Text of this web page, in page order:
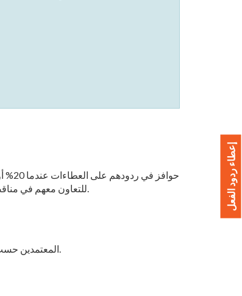
إلى بائع SEED مؤهل. ابحث عن بائعي SEED في PlanetBids للتعاون معهم في مناقصتك القادمة.
ابحث عن موردي SEED المعتمدين حسب نوع المورد أو نوع الترخيص أو فئة المورد.
إعطاء ردود الفعل